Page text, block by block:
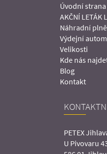
Úvodní strana
AKČNÍ LETÁK
Náhradní
Výdejní
Velikosti
Kde nás
Blog
Kontakt
PETEX
U Pivovaru